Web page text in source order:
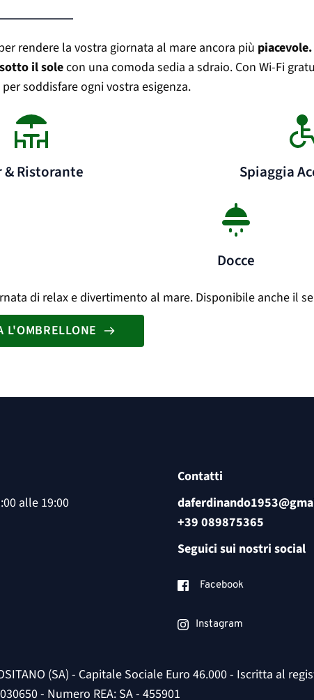
rendere la vostra giornata al mare ancora più piacevole.
il solecon una comoda sedia a sdraio. Con Wi-Fi
soddisfare ogni vostra esigenza.
& Ristorante Spiaggia
Docce
di relax e divertimento al mare. Disponibile anche il
L'OMBRELLONE
alle 19:00
Contatti
+39 089875365
Seguici sui nostri social
Facebook
Instagram
(SA) - Capitale Sociale Euro 46.000 - Iscritta al
- Numero REA: SA - 455901